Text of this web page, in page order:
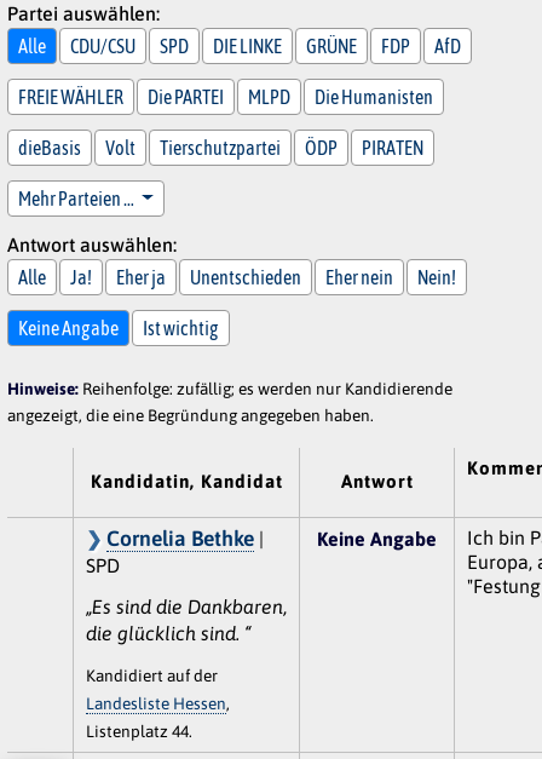
Partei auswählen:
Alle
CDU/CSU SPD DIE LINKE GRÜNE FDP AfD
FREIE WÄHLER Die PARTEI MLPD Die Humanisten
dieBasis Volt Tierschutzpartei ÖDP PIRATEN
Mehr Parteien …
Antwort auswählen:
Alle
Ja! Eher ja Unentschieden Eher nein Nein!
Keine Angabe Ist wichtig
Hinweise: Reihenfolge: zufällig; es werden nur Kandidierende
angezeigt, die eine Begründung angegeben haben.
Kandidatin, Kandidat Antwort
Cornelia Bethke|
SPD
„Es sind die Dankbaren,
die glücklich sind. “
Kandidiert auf der
Landesliste Hessen,
Listenplatz 44.
Keine Angabe
Ich bin
Europa,